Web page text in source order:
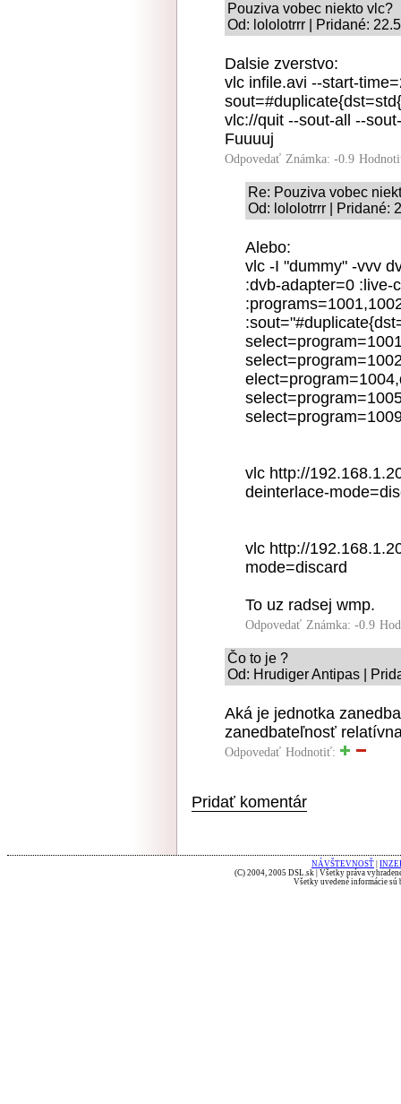
Pouziva vobec niekto vlc?
Od: lololotrrr | Pridané:
Dalsie zverstvo:
vlc infile.avi --start-
vlc://quit --sout-all --
Fuuuuj
Odpovedať Známka: -0.9
Re: Pouziva vobec
Od: lololotrrr | Pridané:
Alebo:
vlc -I "dummy" -vvv
:dvb-adapter=0 :live-
vlc http://
deinterlace-
vlc http://
mode=discard
To uz radsej wmp.
Odpovedať Známka: -0.9
Čo to je ?
Od: Hrudiger Antipas |
Aká je jednotka
zanedbateľnosť
Odpovedať Hodnotiť:
Pridať komentár
NÁVŠTEVNOSŤ
(C) 2004, 2005 DSL.sk | Všetky práva
Všetky uvedené informácie sú